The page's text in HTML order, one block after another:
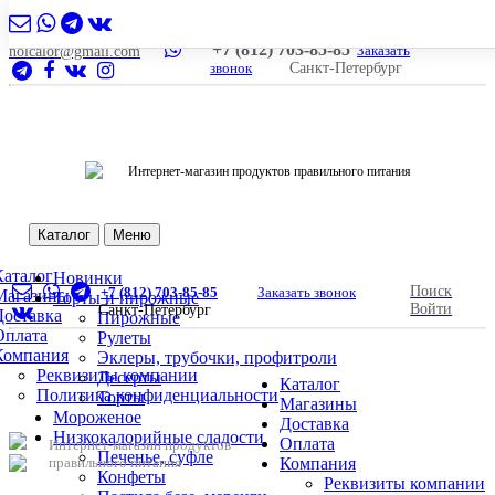
nolcalor@gmail.com +7 (812) 703-85-85 Заказать
звонок
Санкт-Петербург
Интернет-магазин продуктов правильного питания
Каталог Меню
Реквизиты компании
Политика конфиденциальности
Новинки
Торты и пирожные
Пирожные
Рулеты
Эклеры, трубочки, профитроли
Десерты
Торты
Мороженое
Низкокалорийные сладости
Печенье, суфле
Конфеты
+7 (812) 703-85-85
Заказать звонок
Санкт-Петербург
Поиск
Войти
Интернет-магазин продуктов
правильного питания
Каталог
Магазины
Доставка
Оплата
Компания
Реквизиты компании